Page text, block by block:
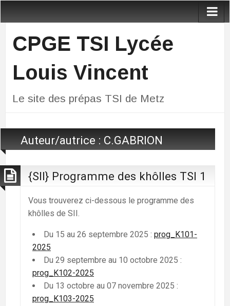
CPGE TSI Lycée
Louis Vincent
Le site des prépas TSI de Metz
Auteur/autrice : C.GABRION
{SII} Programme des khôlles TSI 1
Vous trouverez ci-dessous le programme des
khôlles de SII.
Du 15 au 26 septembre 2025 : prog_K101-
2025
Du 29 septembre au 10 octobre 2025 :
prog_K102-2025
Du 13 octobre au 07 novembre 2025 :
prog_K103-2025